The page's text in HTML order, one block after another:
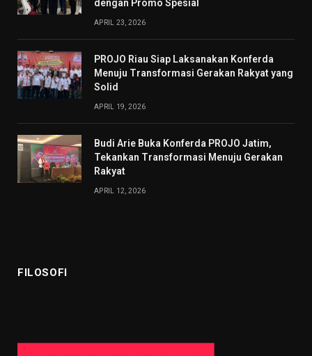
dengan Promo Spesial
APRIL 23, 2026
PROJO Riau Siap Laksanakan Konferda
Menuju Transformasi Gerakan Rakyat yang
Solid
APRIL 19, 2026
Budi Arie Buka Konferda PROJO Jatim,
Tekankan Transformasi Menuju Gerakan
Rakyat
APRIL 12, 2026
FILOSOFI